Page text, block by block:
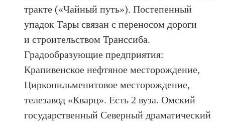
тракте («Чайный путь»). Постепенный
упадок Тары связан с переносом дороги
и строительством Транссиба.
Градообразующие предприятия:
Крапивенское нефтяное месторождение,
Цирконильменитовое месторождение,
телезавод «Кварц». Есть 2 вуза. Омский
государственный Северный драматический